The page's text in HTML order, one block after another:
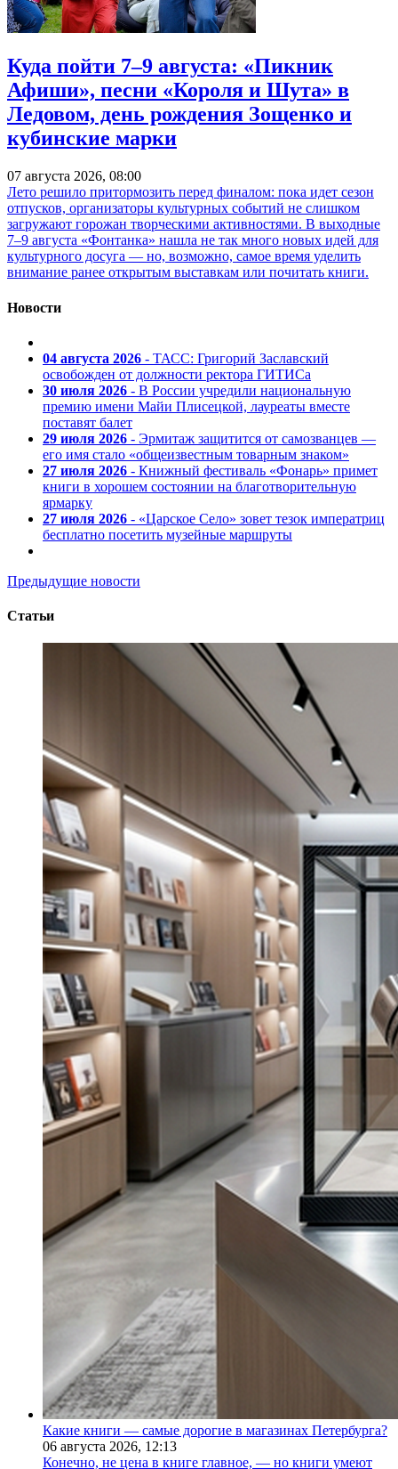
Куда пойти 7–9 августа: «Пикник
Афиши», песни «Короля и Шута» в
Ледовом, день рождения Зощенко и
кубинские марки
07 августа 2026, 08:00
Лето решило притормозить перед финалом: пока идет сезон
отпусков, организаторы культурных событий не слишком
загружают горожан творческими активностями. В выходные
7–9 августа «Фонтанка» нашла не так много новых идей для
культурного досуга — но, возможно, самое время уделить
внимание ранее открытым выставкам или почитать книги.
Новости
04 августа 2026 - ТАСС: Григорий Заславский
освобожден от должности ректора ГИТИСа
30 июля 2026 - В России учредили национальную
премию имени Майи Плисецкой, лауреаты вместе
поставят балет
29 июля 2026 - Эрмитаж защитится от самозванцев —
его имя стало «общеизвестным товарным знаком»
27 июля 2026 - Книжный фестиваль «Фонарь» примет
книги в хорошем состоянии на благотворительную
ярмарку
27 июля 2026 - «Царское Село» зовет тезок императриц
бесплатно посетить музейные маршруты
Предыдущие новости
Статьи
Какие книги — самые дорогие в магазинах Петербурга?
06 августа 2026, 12:13
Конечно, не цена в книге главное, — но книги умеют